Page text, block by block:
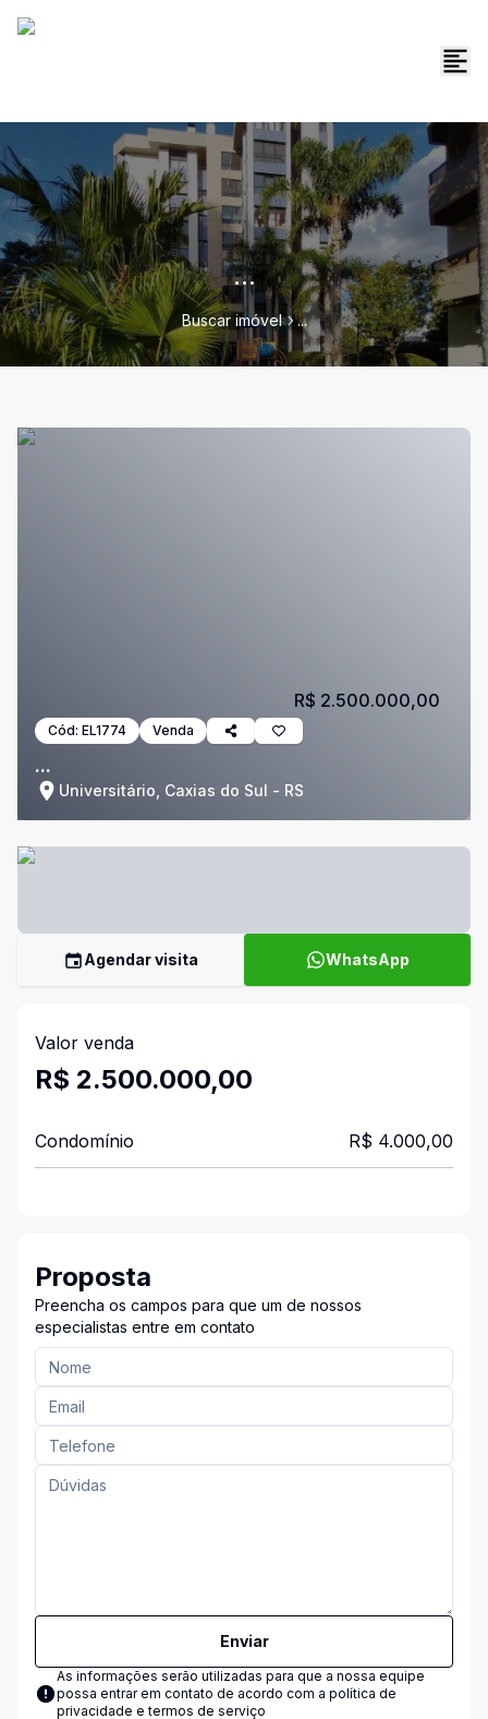
...
Buscar imóvel ...
Cód: EL1774 Venda
...
Universitário, Caxias do Sul - RS
R$ 2.500.000,00
Agendar visita WhatsApp
Valor venda
R$ 2.500.000,00
Condomínio R$ 4.000,00
Proposta
Preencha os campos para que um de nossos
especialistas entre em contato
Enviar
As informações serão utilizadas para que a nossa equipe
possa entrar em contato de acordo com a política de
privacidade e termos de serviço